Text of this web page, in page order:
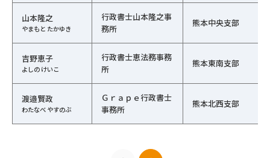
山本隆之
やまもと たかゆき
行政書士山本隆之事
務所
熊本中央支部
吉野恵子
よしの けいこ
行政書士恵法務事務
所
熊本東南支部
渡邉賢政
わたなべ やすのぶ
Ｇｒａｐｅ行政書士
事務所
熊本北西支部